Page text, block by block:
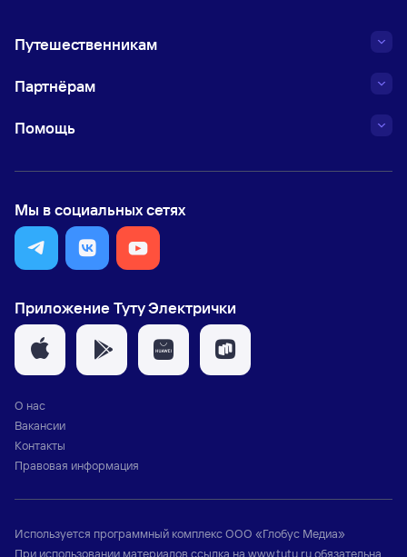
Путешественникам
Партнёрам
Помощь
Мы в социальных сетях
Приложение Туту Электрички
О нас
Вакансии
Контакты
Правовая информация
Используется программный комплексООО «Глобус Медиа»
При использовании материалов ссылка на www.tutu.ruобязательна